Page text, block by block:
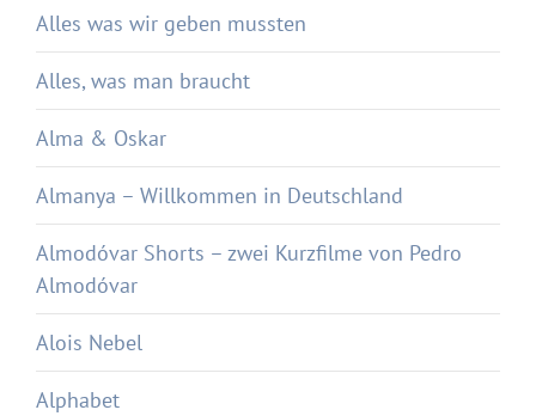
Alles was wir geben mussten
Alles, was man braucht
Alma & Oskar
Almanya – Willkommen in Deutschland
Almodóvar Shorts – zwei Kurzfilme von Pedro
Almodóvar
Alois Nebel
Alphabet